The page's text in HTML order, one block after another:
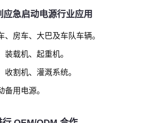
急启动电源行业应用
、房车、大巴及车队车辆。
装载机、起重机。
割机、灌溉系统。
备用电源。